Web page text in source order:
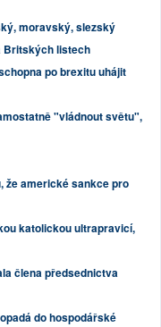
moravský, slezský
Britských listech
po brexitu uhájit
"vládnout světu",
že americké sankce pro
katolickou ultrapravicí,
člena předsednictva
do hospodářské